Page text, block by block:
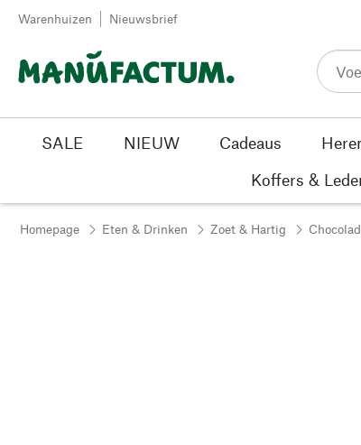
Passer au contenu
Warenhuizen Nieuwsbrief
SALE NIEUW Cadeaus
Koffers &
Homepage Eten & Drinken Zoet & Hartig